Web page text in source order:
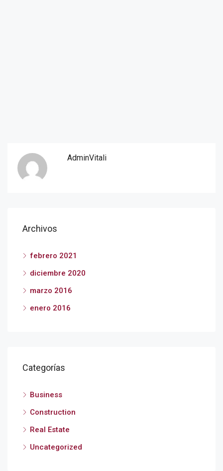
AdminVitali
Archivos
febrero 2021
diciembre 2020
marzo 2016
enero 2016
Categorías
Business
Construction
Real Estate
Uncategorized